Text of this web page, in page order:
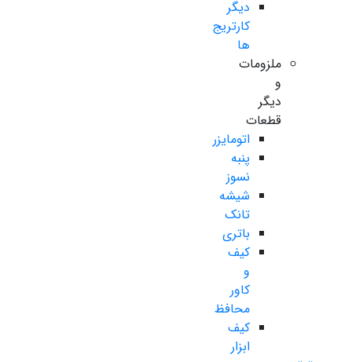
دیگر
کارتریج
ها
ملزومات
و
دیگر
قطعات
اتومایزر
پنبه
نسوز
شیشه
تانک
باتری
کیف
و
کاور
محافظ
کیف
ابزار